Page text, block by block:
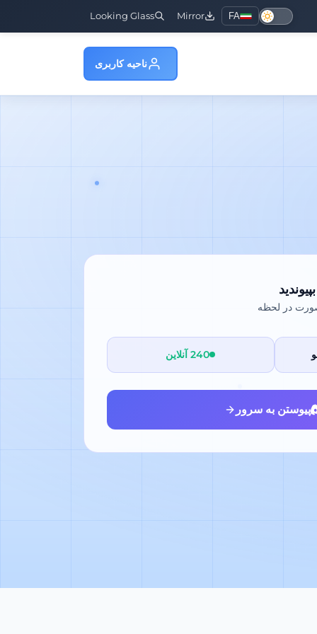
FA
Mirror
Looking Glass
ناحیه کاربری
در لحظه
240 آنلاین
پیوستن به سرور